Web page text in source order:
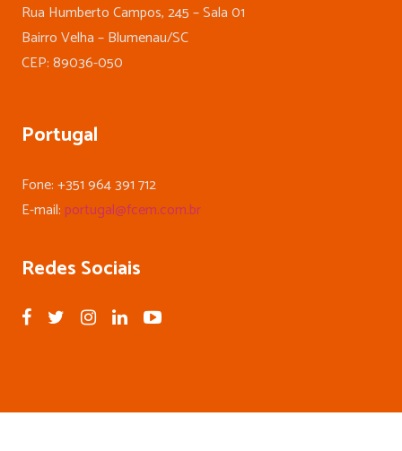
Rua Humberto Campos, 245 – Sala 01
Bairro Velha – Blumenau/SC
CEP: 89036-050
Portugal
Fone: +351 964 391 712
E-mail: portugal@fcem.com.br
Redes Sociais